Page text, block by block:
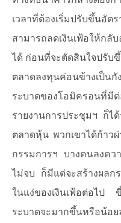
เวลาที่ต้องเริ่มปรับขึ้นอั
สามารถลดเงินเฟ้อให้กลั
ได้ ก่อนที่จะตัดสินใจปรับ
ตลาดลงทุนค่อนข้างเป็นกั
ระบาดของโอมิครอนที่มี
รายงานการประชุมฯ ก็ไ
ตลาดหุ้น พวกเขาได้ก้าว
กรรมการฯ บางคนลงคว
ไม่จบ ก็มีแต่จะสร้างผลก
ในแง่ของเงินเฟ้อต่อไป
ระบาดจะมากขึ้นหรือน้อย